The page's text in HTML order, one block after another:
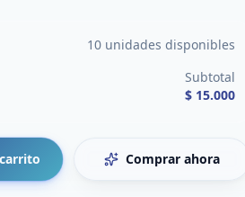
10 unidades disponibles
Subtotal
$ 15.000
Comprar ahora